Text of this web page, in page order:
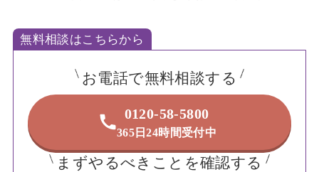
無料相談はこちらから
お電話で無料相談する
0120-58-5800
365日24時間受付中
まずやるべきことを確認する